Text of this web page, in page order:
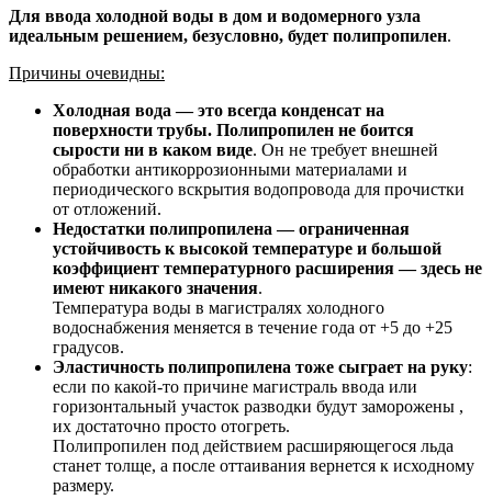
Для ввода холодной воды в дом и водомерного узла
идеальным решением, безусловно, будет полипропилен.
Причины очевидны:
Холодная вода — это всегда конденсат на
поверхности трубы. Полипропилен не боится
сырости ни в каком виде. Он не требует внешней
обработки антикоррозионными материалами и
периодического вскрытия водопровода для прочистки
от отложений.
Недостатки полипропилена — ограниченная
устойчивость к высокой температуре и большой
коэффициент температурного расширения — здесь не
имеют никакого значения.
Температура воды в магистралях холодного
водоснабжения меняется в течение года от +5 до +25
градусов.
Эластичность полипропилена тоже сыграет на руку:
если по какой-то причине магистраль ввода или
горизонтальный участок разводки будут заморожены ,
их достаточно просто отогреть.
Полипропилен под действием расширяющегося льда
станет толще, а после оттаивания вернется к исходному
размеру.